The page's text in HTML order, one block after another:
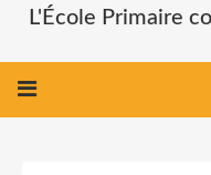
L'École Primaire